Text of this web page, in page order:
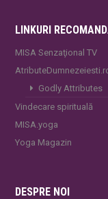
LINKURI
MISA Senzaţional TV
Godly Attributes
Vindecare spirituală
MISA.yoga
Yoga Magazin
DESPRE NOI